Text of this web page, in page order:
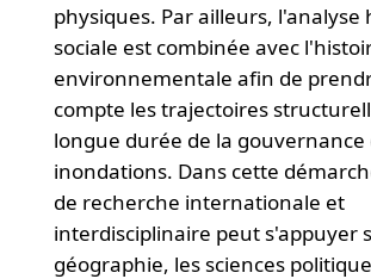
physiques. Par ailleurs, l'analyse
sociale est combinée avec
environnementale afin de
compte les trajectoires
longue durée de la gouvernance
inondations. Dans cette
de recherche internationale et
interdisciplinaire peut s'appuyer
géographie, les sciences